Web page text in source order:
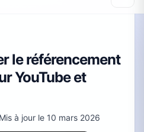
le référencement
YouTube et
à jour le 10 mars 2026